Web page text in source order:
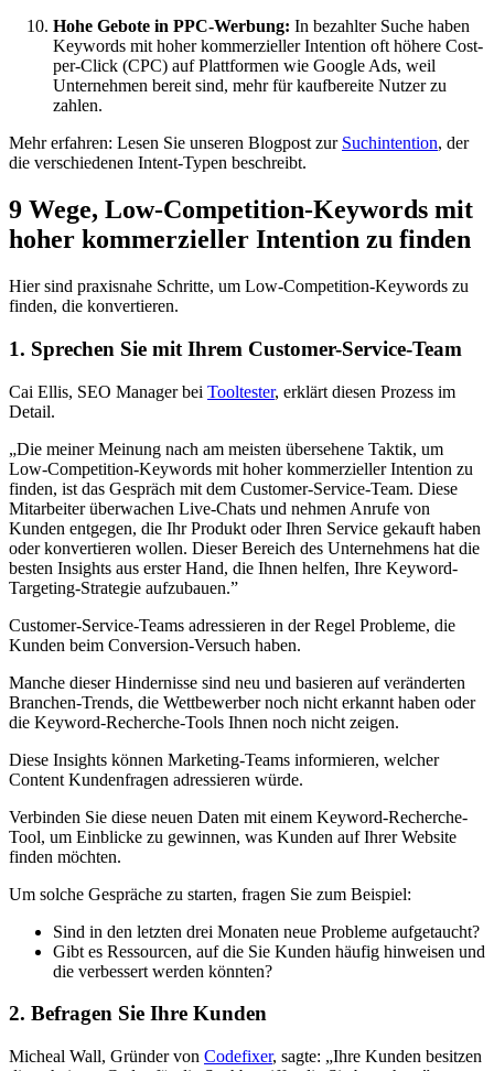
Hohe Gebote in PPC-Werbung: In bezahlter Suche haben
Keywords mit hoher kommerzieller Intention oft höhere Cost-
per-Click (CPC) auf Plattformen wie Google Ads, weil
Unternehmen bereit sind, mehr für kaufbereite Nutzer zu
zahlen.
Mehr erfahren: Lesen Sie unseren Blogpost zur Suchintention, der
die verschiedenen Intent-Typen beschreibt.
9 Wege, Low-Competition-Keywords mit
hoher kommerzieller Intention zu finden
Hier sind praxisnahe Schritte, um Low-Competition-Keywords zu
finden, die konvertieren.
1. Sprechen Sie mit Ihrem Customer-Service-Team
Cai Ellis, SEO Manager bei Tooltester, erklärt diesen Prozess im
Detail.
„Die meiner Meinung nach am meisten übersehene Taktik, um
Low-Competition-Keywords mit hoher kommerzieller Intention zu
finden, ist das Gespräch mit dem Customer-Service-Team. Diese
Mitarbeiter überwachen Live-Chats und nehmen Anrufe von
Kunden entgegen, die Ihr Produkt oder Ihren Service gekauft haben
oder konvertieren wollen. Dieser Bereich des Unternehmens hat die
besten Insights aus erster Hand, die Ihnen helfen, Ihre Keyword-
Targeting-Strategie aufzubauen.”
Customer-Service-Teams adressieren in der Regel Probleme, die
Kunden beim Conversion-Versuch haben.
Manche dieser Hindernisse sind neu und basieren auf veränderten
Branchen-Trends, die Wettbewerber noch nicht erkannt haben oder
die Keyword-Recherche-Tools Ihnen noch nicht zeigen.
Diese Insights können Marketing-Teams informieren, welcher
Content Kundenfragen adressieren würde.
Verbinden Sie diese neuen Daten mit einem Keyword-Recherche-
Tool, um Einblicke zu gewinnen, was Kunden auf Ihrer Website
finden möchten.
Um solche Gespräche zu starten, fragen Sie zum Beispiel:
Sind in den letzten drei Monaten neue Probleme aufgetaucht?
Gibt es Ressourcen, auf die Sie Kunden häufig hinweisen und
die verbessert werden könnten?
2. Befragen Sie Ihre Kunden
Micheal Wall, Gründer von Codefixer, sagte: „Ihre Kunden besitzen